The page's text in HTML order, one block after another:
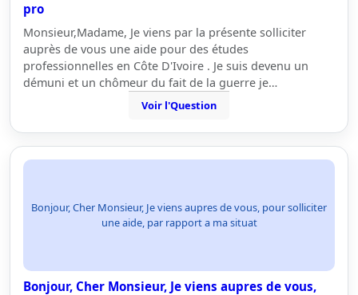
pro
Monsieur,Madame, Je viens par la présente solliciter
auprès de vous une aide pour des études
professionnelles en Côte D'Ivoire . Je suis devenu un
démuni et un chômeur du fait de la guerre je…
Voir l'Question
Bonjour, Cher Monsieur, Je viens aupres de vous, pour solliciter
une aide, par rapport a ma situat
Bonjour, Cher Monsieur, Je viens aupres de vous,